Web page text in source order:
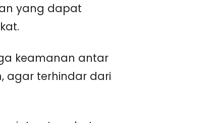
yang dapat
keamanan antar
agar terhindar dari